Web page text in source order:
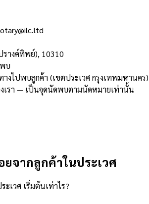
รางค์ทิพย์), 10310
บ
งไปพบลูกค้า (เขตประเวศ กรุงเทพมหานคร)
งเรา — เป็นจุดนัดพบตามนัดหมายเท่านั้น
จากลูกค้าในประเวศ
ะเวศ เริ่มต้นเท่าไร?